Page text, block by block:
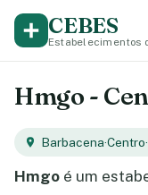
CEBES
Estabelecimentos
Hmgo -
Barbacena·Centro·
Hmgo é um